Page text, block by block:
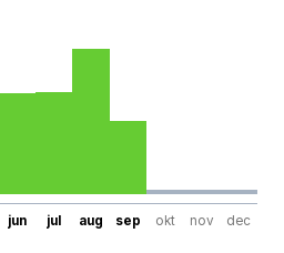
jun jul aug sep okt nov dec